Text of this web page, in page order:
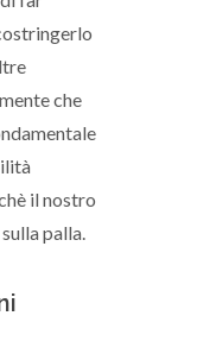
che
il nostro
palla.